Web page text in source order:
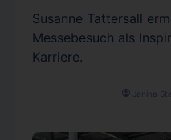
Susanne Tattersall
Messebesuch als
Karriere.
Janina